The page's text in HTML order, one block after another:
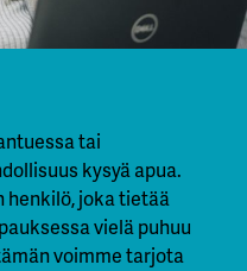
tai
kysyä apua.
henkilö, joka tietää
vielä puhuu
voimme tarjota